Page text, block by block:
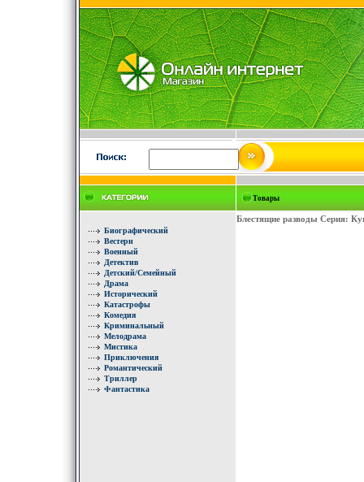
Биографический
Вестерн
Военный
Детектив
Детский/Семейный
Драма
Исторический
Катастрофы
Комедия
Криминальный
Мелодрама
Мистика
Приключения
Романтический
Триллер
Фантастика
Товары
Блестящие разводы Серия: